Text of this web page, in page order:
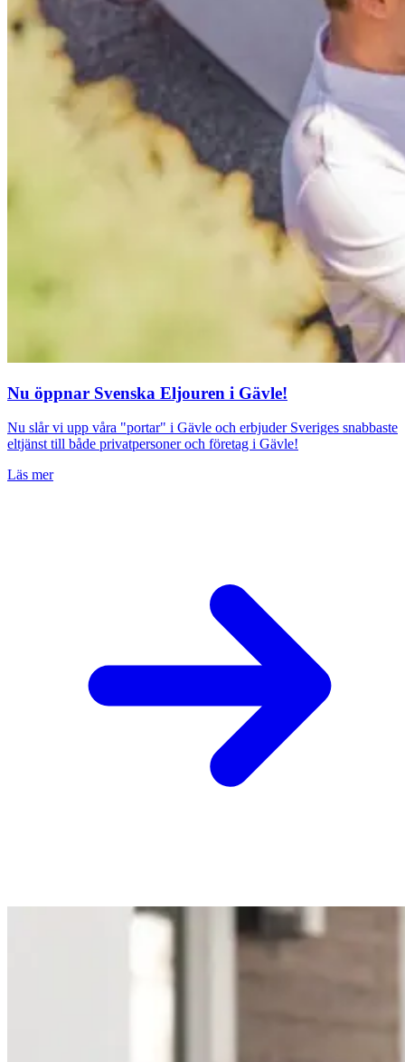
Nu öppnar Svenska Eljouren i Gävle!
Nu slår vi upp våra "portar" i Gävle och erbjuder Sveriges snabbaste
eltjänst till både privatpersoner och företag i Gävle!
Läs mer